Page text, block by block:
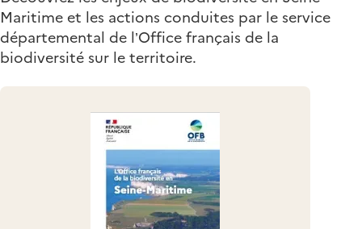
Maritime et les actions conduites par le service
départemental de l’Office français de la
biodiversité sur le territoire.